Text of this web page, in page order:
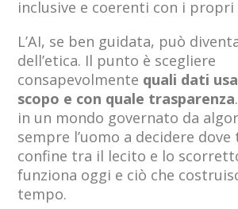
inclusive e coerenti con i propri
L’AI, se ben guidata, può
dell’etica. Il punto è scegliere
consapevolmente quali dati
scopo e con quale trasparenza
in un mondo governato da
sempre l’uomo a decidere
confine tra il lecito e lo
funziona oggi e ciò che
tempo.